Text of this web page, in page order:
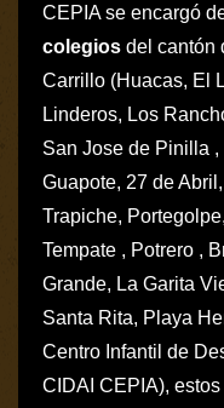
CEPIA se encargó
colegios del cantón
Carrillo (Huacas, El
Linderos, Los
San Jose de Pinilla ,
Guapote, 27 de
Trapiche,
Tempate , Potrero ,
Grande, La Garita
Santa Rita, Playa
Centro Infantil de
CIDAI CEPIA),